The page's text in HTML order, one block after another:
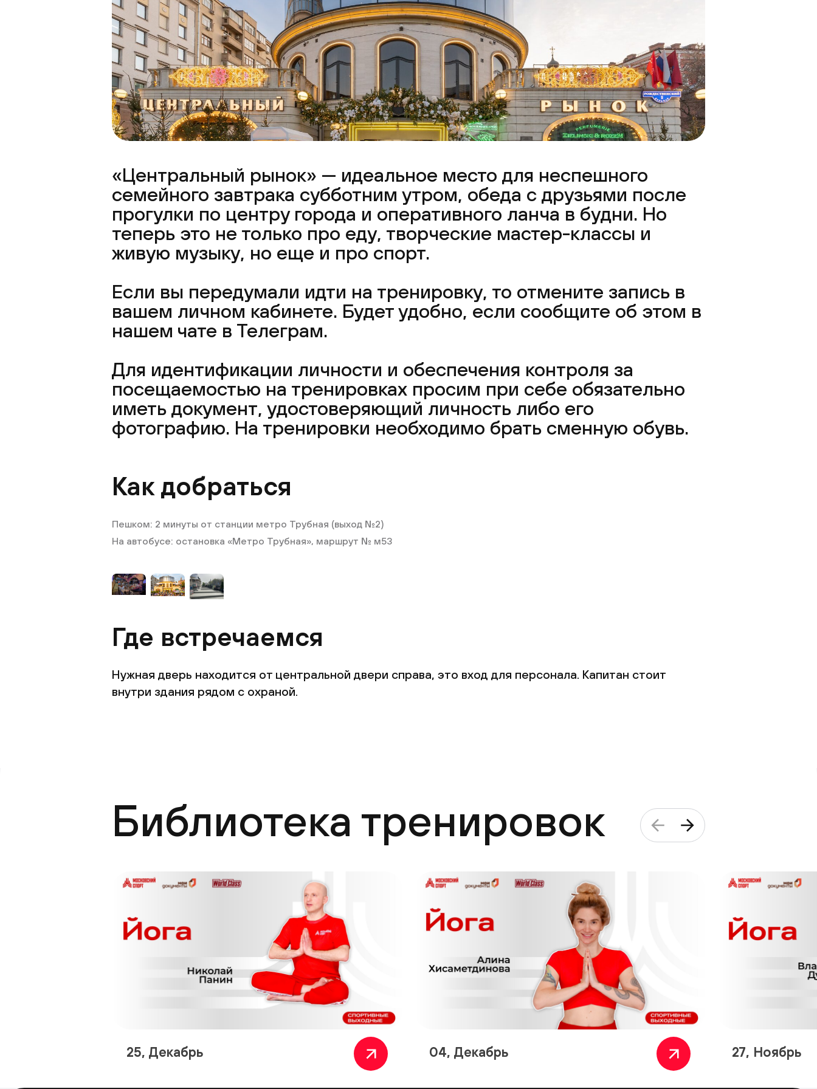
«Центральный рынок» — идеальное место для неспешного
семейного завтрака субботним утром, обеда с друзьями после
прогулки по центру города и оперативного ланча в будни. Но
теперь это не только про еду, творческие мастер-классы и
живую музыку, но еще и про спорт.
Если вы передумали идти на тренировку, то отмените запись в
вашем личном кабинете. Будет удобно, если сообщите об этом в
нашем чате в Телеграм.
Для идентификации личности и обеспечения контроля за
посещаемостью на тренировках просим при себе обязательно
иметь документ, удостоверяющий личность либо его
фотографию. На тренировки необходимо брать сменную обувь.
Как добраться
Пешком: 2 минуты от станции метро Трубная (выход №2)
На автобусе: остановка «Метро Трубная», маршрут № м53
Где встречаемся
Нужная дверь находится от центральной двери справа, это вход для персонала. Капитан стоит
внутри здания рядом с охраной.
Библиотека тренировок
25, Декабрь 04, Декабрь 27, Ноябрь